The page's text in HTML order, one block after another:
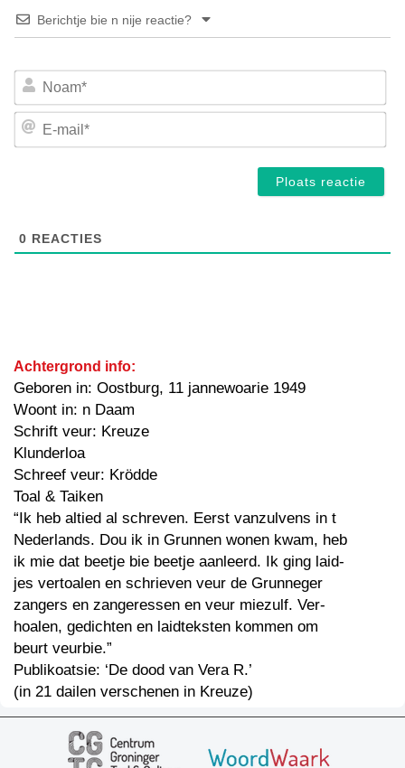
Berichtje bie n nije reactie?
E-
0 REACTIES
Achtergrond info:
Geboren in: Oostburg, 11 jannewoarie 1949
Woont in: n Daam
Schrift veur: Kreuze
Klunderloa
Schreef veur: Krödde
Toal & Taiken
“Ik heb altied al schreven. Eerst vanzulvens in t
Nederlands. Dou ik in Grunnen wonen kwam, heb
ik mie dat beetje bie beetje aanleerd. Ik ging laid-
jes vertoalen en schrieven veur de Grunneger
zangers en zangeressen en veur miezulf. Ver-
hoalen, gedichten en laidteksten kommen om
beurt veurbie.”
Publikoatsie: ‘De dood van Vera R.’
(in 21 dailen verschenen in Kreuze)